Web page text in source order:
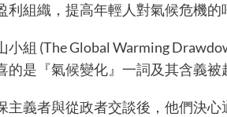
組織，提高年輕人對氣候危機的
小組 (The Global Warming
的是『氣候變化』一詞及其含義被
主義者與從政者交談後，他們決